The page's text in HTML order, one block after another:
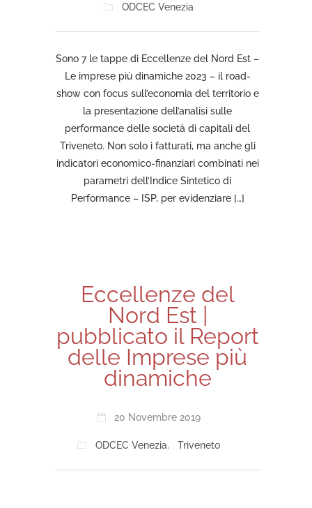
ODCEC Venezia
Sono 7 le tappe di Eccellenze del Nord Est –
Le imprese più dinamiche 2023 – il road-
show con focus sull’economia del territorio e
la presentazione dell’analisi sulle
performance delle società di capitali del
Triveneto. Non solo i fatturati, ma anche gli
indicatori economico-finanziari combinati nei
parametri dell’Indice Sintetico di
Performance – ISP, per evidenziare […]
Eccellenze del
Nord Est |
pubblicato il Report
delle Imprese più
dinamiche
20 Novembre 2019
ODCEC Venezia, Triveneto